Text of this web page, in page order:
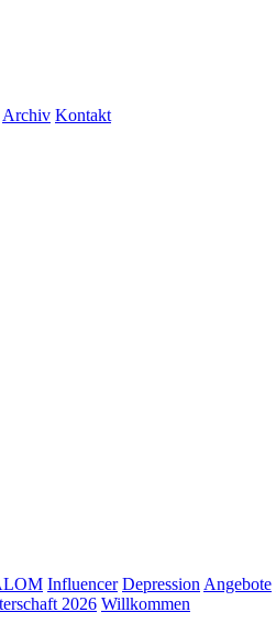
Archiv Kontakt
Influencer Depression Angebote
2026 Willkommen